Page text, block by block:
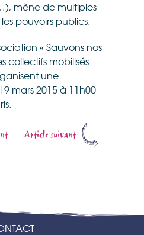
mène de multiples
pouvoirs publics.
« Sauvons nos
collectifs mobilisés
une
mars 2015 à 11h00
Article suivant